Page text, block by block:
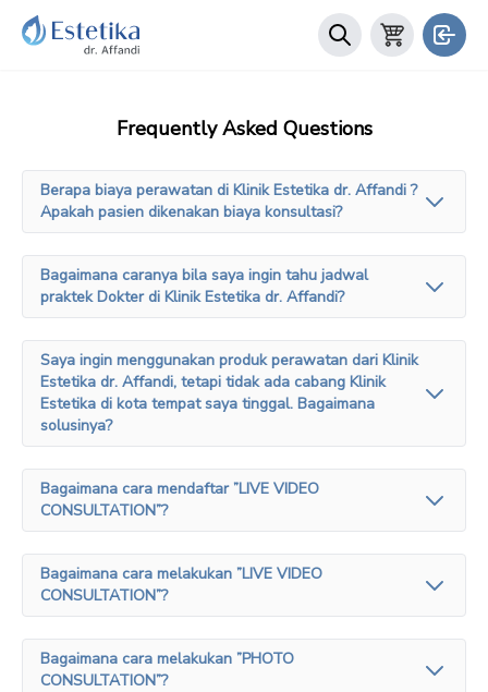
Frequently Asked Questions
Berapa biaya perawatan di Klinik Estetika dr. Affandi ?
Apakah pasien dikenakan biaya konsultasi?
Bagaimana caranya bila saya ingin tahu jadwal
praktek Dokter di Klinik Estetika dr. Affandi?
Saya ingin menggunakan produk perawatan dari Klinik
Estetika dr. Affandi, tetapi tidak ada cabang Klinik
Estetika di kota tempat saya tinggal. Bagaimana
solusinya?
Bagaimana cara mendaftar ”LIVE VIDEO
CONSULTATION”?
Bagaimana cara melakukan ”LIVE VIDEO
CONSULTATION”?
Bagaimana cara melakukan ”PHOTO
CONSULTATION”?